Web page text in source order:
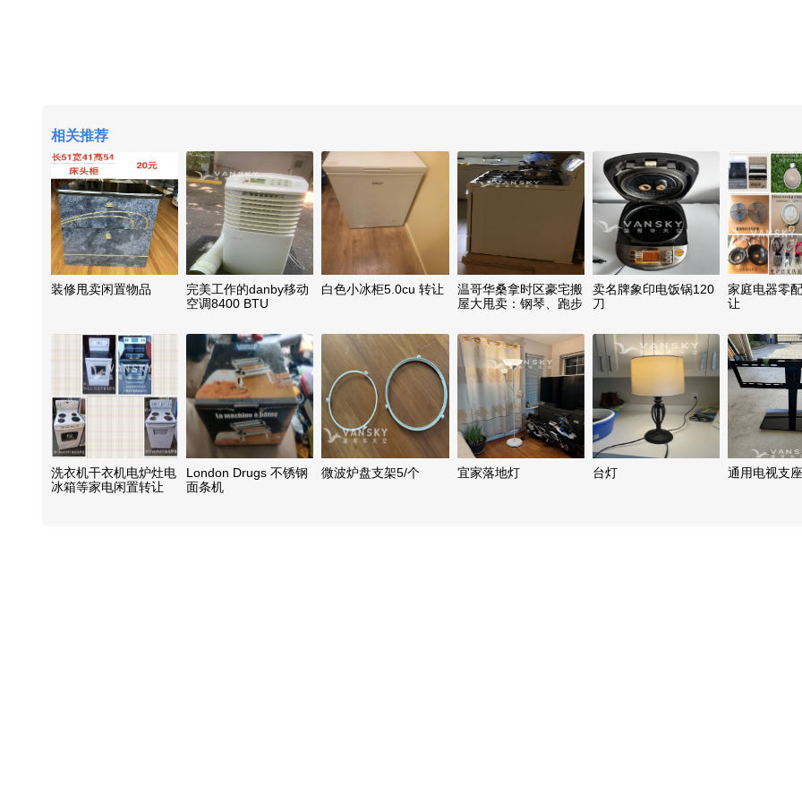
相关推荐
装修甩卖闲置物品
完美工作的danby移动
空调8400 BTU
conditioner $180
白色小冰柜5.0cu 转让
温哥华桑拿时区豪宅搬
屋大甩卖：钢琴、跑步
园喷水、画、、饰物、
Gas炉头、洗衣干衣
机，厨房用品等等于8
月8、9日开放卖，电话
7783862893，微信号
shirley597何太卖出自
用的Gas炉$230、干
衣、洗衣机230、三星
干衣机
卖名牌象印电饭锅120
刀
家庭电器零
让
洗衣机干衣机电炉灶电
冰箱等家电闲置转让
London Drugs 不锈钢
面条机
微波炉盘支架5/个 宜家落地灯 台灯 通用电视支